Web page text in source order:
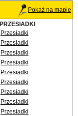
Pokaż na mapie
PRZESIADKI
Przesiadki
Przesiadki
Przesiadki
Przesiadki
Przesiadki
Przesiadki
Przesiadki
Przesiadki
Przesiadki